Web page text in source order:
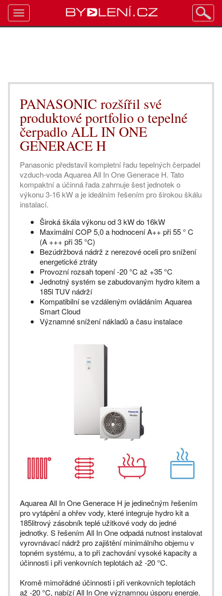
PANASONIC rozšířil své
produktové portfolio o tepelné
čerpadlo ALL IN ONE
GENERACE H
Panasonic představil kompletní řadu tepelných čerpadel
vzduch-voda Aquarea All In One Generace H. Tato
kompaktní a účinná řada zahrnuje šest jednotek o
výkonu 3-16 kW a je ideálním řešením pro širokou škálu
instalací.
Široká škála výkonu od 3 kW do 16kW
Maximální COP 5,0 a hodnocení A++ při 55 ° C
(A +++ při 35 °C)
Bezúdržbová nádrž z nerezové oceli pro snížení
energetické ztráty
Provozní rozsah topení -20 °C až +35 °C
Jednotný systém se zabudovaným hydro kitem a
185l TUV nádrží
Kompatibilní se vzdáleným ovládáním Aquarea
Smart Cloud
Významné snížení nákladů a času instalace
Aquarea All In One Generace H je jedinečným řešením
pro vytápění a ohřev vody, které integruje hydro kit a
185litrový zásobník teplé užitkové vody do jedné
jednotky. S řešením All In One odpadá nutnost instalovat
vyrovnávací nádrž pro zajištění minimálního objemu v
topném systému, a to při zachování vysoké kapacity a
účinnosti i při venkovních teplotách až -20 °C.
Kromě mimořádné účinnosti i při venkovních teplotách
až -20 °C, nabízí All In One významnou úsporu energie.
Toggle
navigation